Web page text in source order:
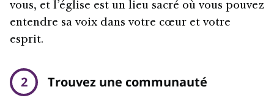
vous, et l’église est un lieu sacré où vous pouvez
entendre sa voix dans votre cœur et votre
esprit.
2 Trouvez une communauté